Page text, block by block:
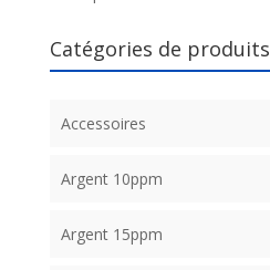
Catégories de produits
Accessoires
Argent 10ppm
Argent 15ppm